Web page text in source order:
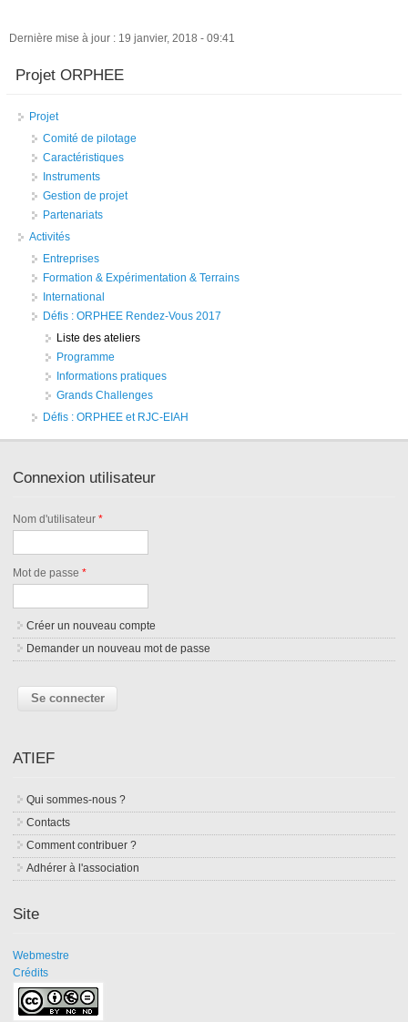
Dernière mise à jour : 19 janvier, 2018 - 09:41
Projet ORPHEE
Projet
Comité de pilotage
Caractéristiques
Instruments
Gestion de projet
Partenariats
Activités
Entreprises
Formation & Expérimentation & Terrains
International
Défis : ORPHEE Rendez-Vous 2017
Liste des ateliers
Programme
Informations pratiques
Grands Challenges
Défis : ORPHEE et RJC-EIAH
Connexion utilisateur
Nom d'utilisateur*
Mot de passe*
Créer un nouveau compte
Demander un nouveau mot de passe
ATIEF
Qui sommes-nous ?
Contacts
Comment contribuer ?
Adhérer à l'association
Site
Webmestre
Crédits